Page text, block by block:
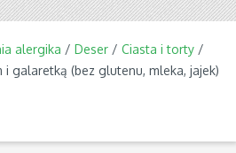
alergika / Deser / Ciasta i torty /
galaretką (bez glutenu, mleka, jajek)